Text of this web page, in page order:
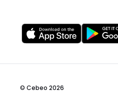
© Cebeo 2026